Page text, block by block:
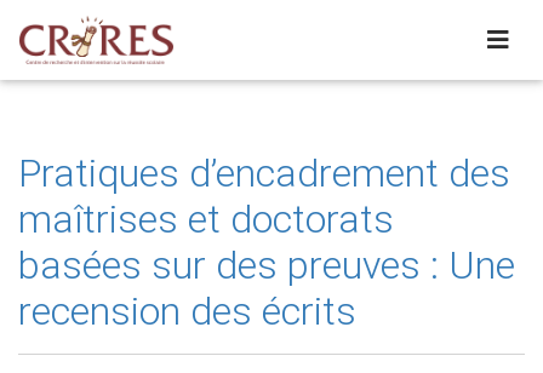
Pratiques d’encadrement des
maîtrises et doctorats
basées sur des preuves : Une
recension des écrits